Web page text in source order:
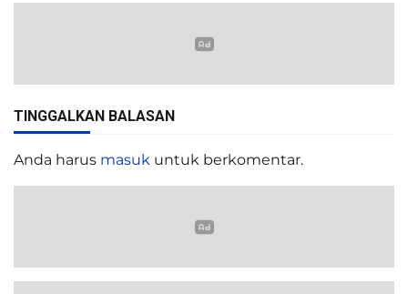
TINGGALKAN BALASAN
Anda harus masuk untuk berkomentar.